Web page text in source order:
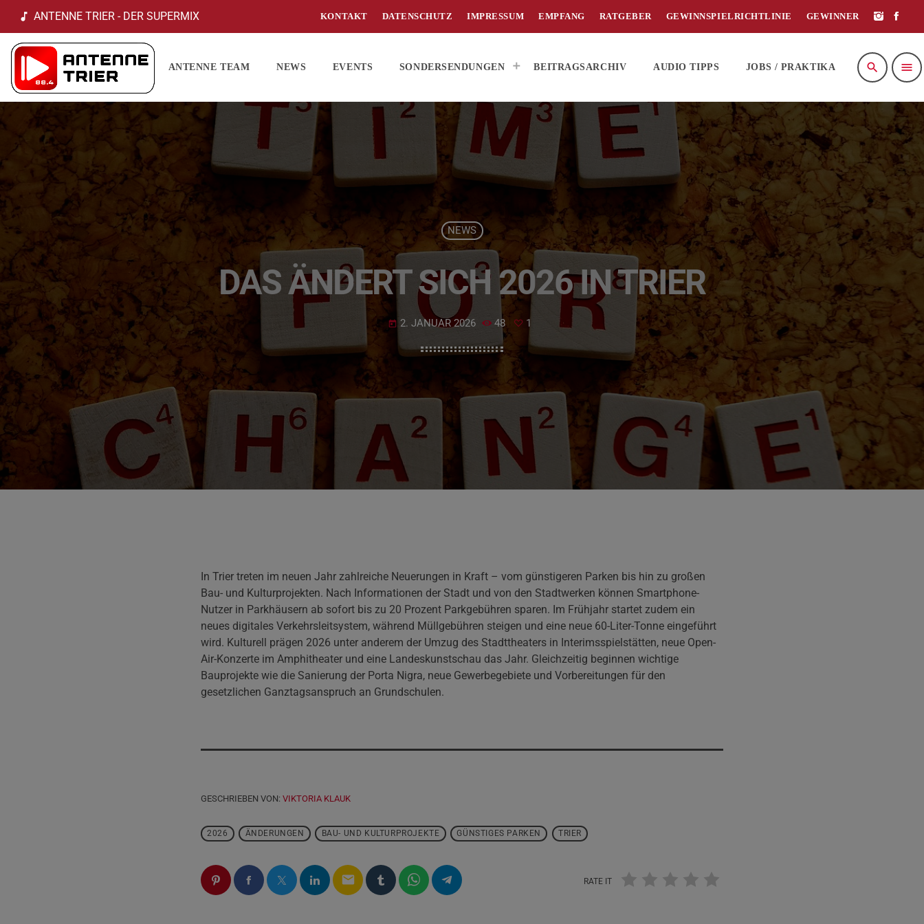
music_note ANTENNE TRIER - DER SUPERMIX KONTAKT DATENSCHUTZ IMPRESSUM EMPFANG RATGEBER GEWINNSPIELRICHTLINIE GEWINNER
ANTENNE TEAM NEWS EVENTS SONDERSENDUNGEN BEITRAGSARCHIV AUDIO TIPPS JOBS / PRAKTIKA search menu
NEWS
DAS ÄNDERT SICH 2026 IN TRIER
today 2. JANUAR 2026 48 1
In Trier treten im neuen Jahr zahlreiche Neuerungen in Kraft – vom günstigeren Parken bis hin zu großen
Bau- und Kulturprojekten. Nach Informationen der Stadt und von den Stadtwerken können Smartphone-
Nutzer in Parkhäusern ab sofort bis zu 20 Prozent Parkgebühren sparen. Im Frühjahr startet zudem ein
neues digitales Verkehrsleitsystem, während Müllgebühren steigen und eine neue 60-Liter-Tonne eingeführt
wird. Kulturell prägen 2026 unter anderem der Umzug des Stadttheaters in Interimsspielstätten, neue Open-
Air-Konzerte im Amphitheater und eine Landeskunstschau das Jahr. Gleichzeitig beginnen wichtige
Bauprojekte wie die Sanierung der Porta Nigra, neue Gewerbegebiete und Vorbereitungen für den
gesetzlichen Ganztagsanspruch an Grundschulen.
GESCHRIEBEN VON: VIKTORIA KLAUK
2026 ÄNDERUNGEN BAU- UND KULTURPROJEKTE GÜNSTIGES PARKEN TRIER
email RATE IT